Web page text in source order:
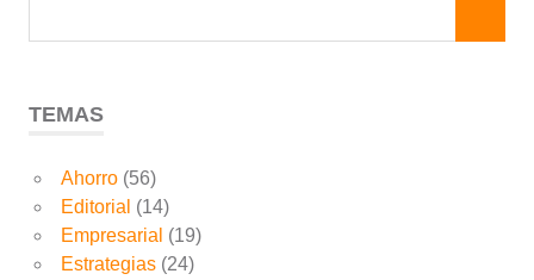
TEMAS
Ahorro(56)
Editorial (14)
Empresarial (19)
Estrategias(24)